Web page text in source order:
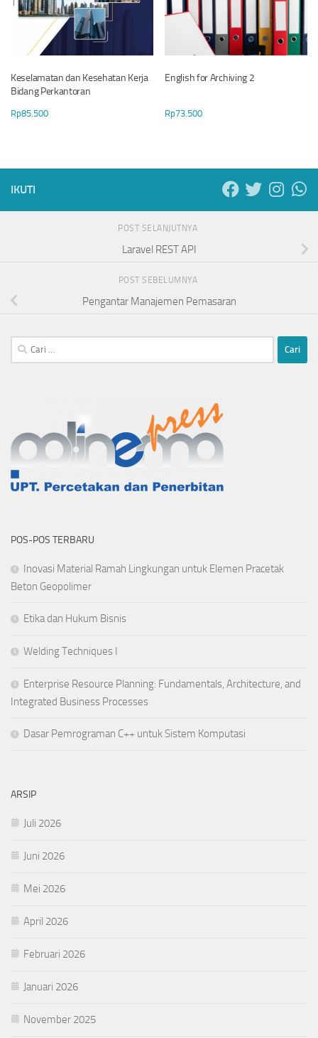
Keselamatan dan Kesehatan Kerja
Bidang Perkantoran
Rp85.500
English for Archiving 2
Rp73.500
IKUTI
POST SELANJUTNYA
Laravel REST API
POST SEBELUMNYA
Pengantar Manajemen Pemasaran
Cari
untuk:
POS-POS TERBARU
Inovasi Material Ramah Lingkungan untuk Elemen Pracetak
Beton Geopolimer
Etika dan Hukum Bisnis
Welding Techniques I
Enterprise Resource Planning: Fundamentals, Architecture, and
Integrated Business Processes
Dasar Pemrograman C++ untuk Sistem Komputasi
ARSIP
Juli 2026
Juni 2026
Mei 2026
April 2026
Februari 2026
Januari 2026
November 2025